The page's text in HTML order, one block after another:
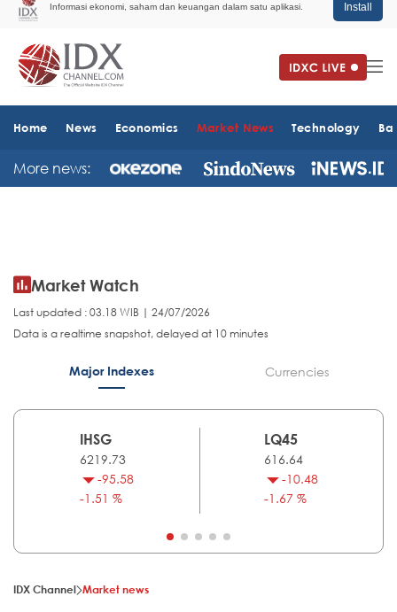
Informasi ekonomi, saham dan keuangan dalam satu aplikasi. Install
Home News Economics Market News Technology
More news:
Market Watch
Last updated : 03.18 WIB | 24/07/2026
Data is a realtime snapshot, delayed at 10 minutes
Major Indexes Currencies
IHSG
6219.73
-95.58
-1.51 %
LQ45
616.64
-10.48
-1.67 %
IDX Channel Market news